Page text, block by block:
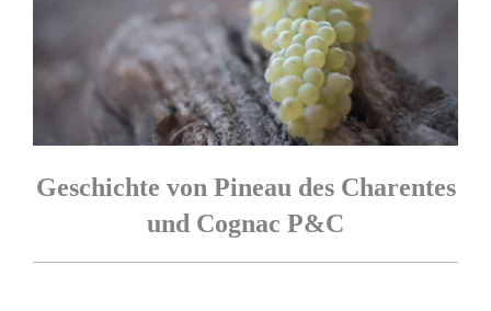
Geschichte von Pineau des Charentes
und Cognac P&C